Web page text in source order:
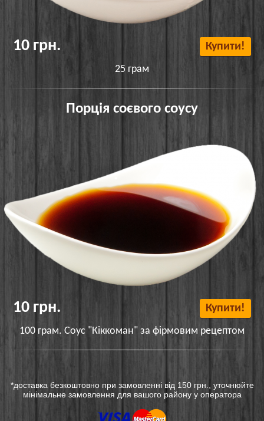
10 грн. Купити!
25 грам
Порція соєвого соусу
10 грн. Купити!
100 грам. Соус "Кіккоман" за фірмовим рецептом
*доставка безкоштовно при замовленні від 150 грн., уточнюйте
мінімальне замовлення для вашого району у оператора